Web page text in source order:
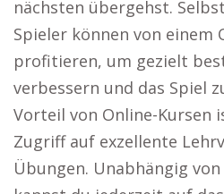
nächsten übergehst.
Spieler können von einem
profitieren, um gezielt
verbessern und das Spiel
Vorteil von Online-Kursen
Zugriff auf exzellente
Übungen. Unabhängig